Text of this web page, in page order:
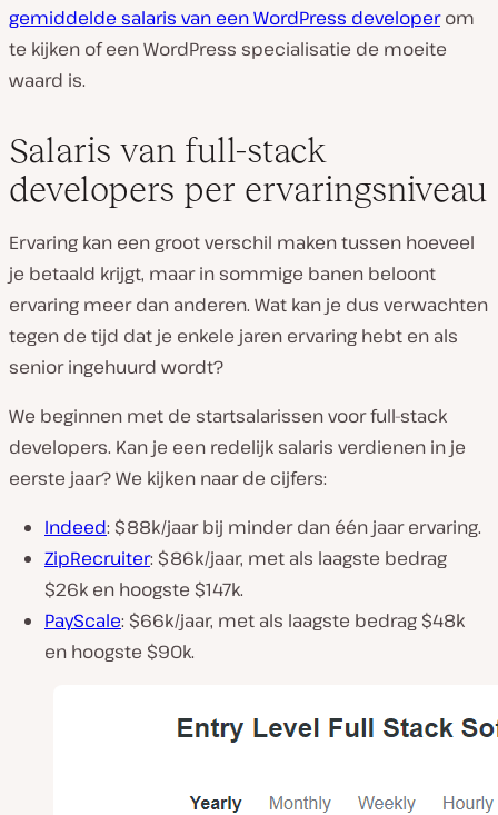
gemiddelde salaris van een WordPress developerom
te kijken of een WordPress specialisatie de moeite
waard is.
Salaris van full-stack
developers per ervaringsniveau
Ervaring kan een groot verschil maken tussen hoeveel
je betaald krijgt, maar in sommige banen beloont
ervaring meer dan anderen. Wat kan je dus verwachten
tegen de tijd dat je enkele jaren ervaring hebt en als
senior ingehuurd wordt?
We beginnen met de startsalarissen voor full-stack
developers. Kan je een redelijk salaris verdienen in je
eerste jaar? We kijken naar de cijfers:
Indeed: $88k/jaar bij minder dan één jaar ervaring.
ZipRecruiter: $86k/jaar, met als laagste bedrag
$26k en hoogste $147k.
PayScale: $66k/jaar, met als laagste bedrag $48k
en hoogste $90k.